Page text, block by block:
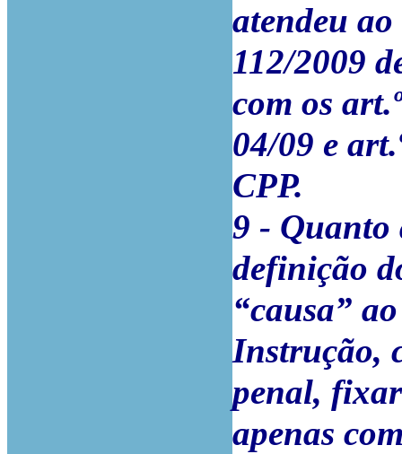
atendeu
112/2009
com os
04/09 e
CPP.
9 - Quanto
definição
“causa”
Instrução,
penal,
apenas